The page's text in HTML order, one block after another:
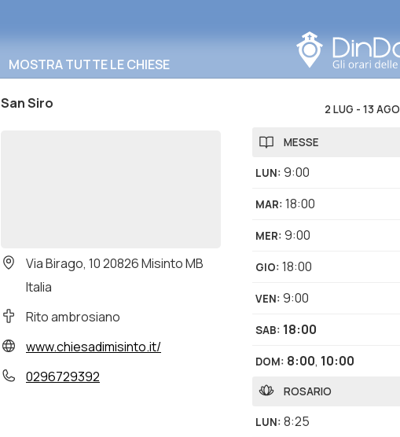
MOSTRA TUTTE LE CHIESE
San Siro
Via Birago, 10 20826 Misinto MB
Italia
Rito ambrosiano
www.chiesadimisinto.it/
0296729392
2 LUG - 13 AGO
MESSE
LUN: 9:00
MAR: 18:00
MER: 9:00
GIO: 18:00
VEN: 9:00
SAB: 18:00
DOM: 8:00, 10:00
ROSARIO
LUN: 8:25